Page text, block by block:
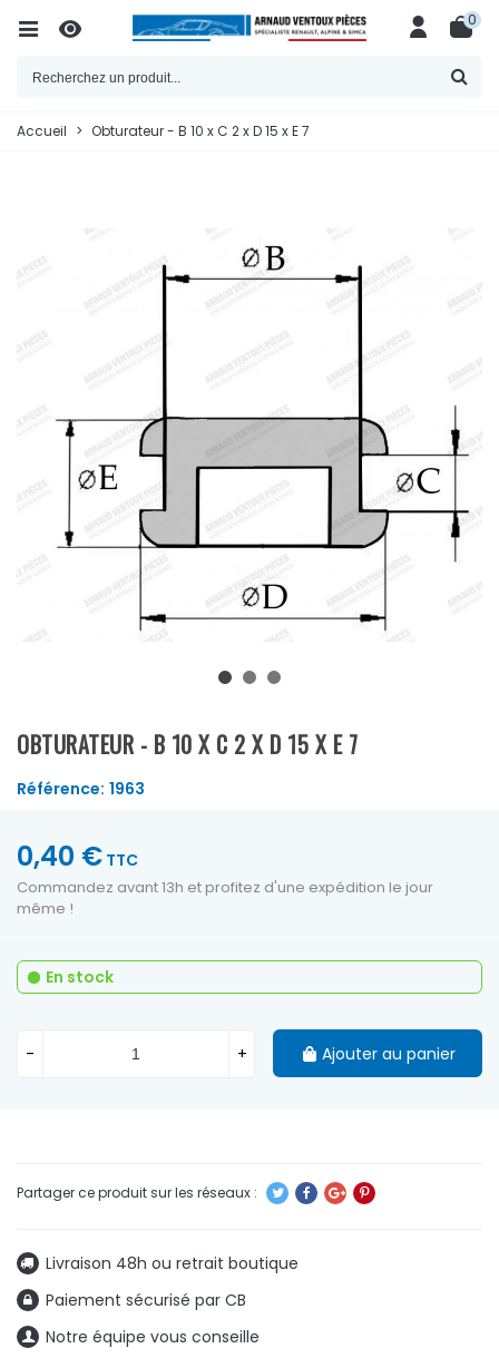
0
Accueil > Obturateur - B 10 x C 2 x D 15 x E 7
OBTURATEUR - B 10 X C 2 X D 15 X E 7
Référence: 1963
Livraison 48h ou retrait boutique
Paiement sécurisé par CB
Notre équipe vous conseille
0,40 € TTC
Commandez avant 13h et profitez d'une expédition le jour
même !
En stock
- + Ajouter au panier